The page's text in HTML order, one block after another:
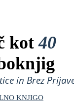
kot40
in Brez
KNJIGO